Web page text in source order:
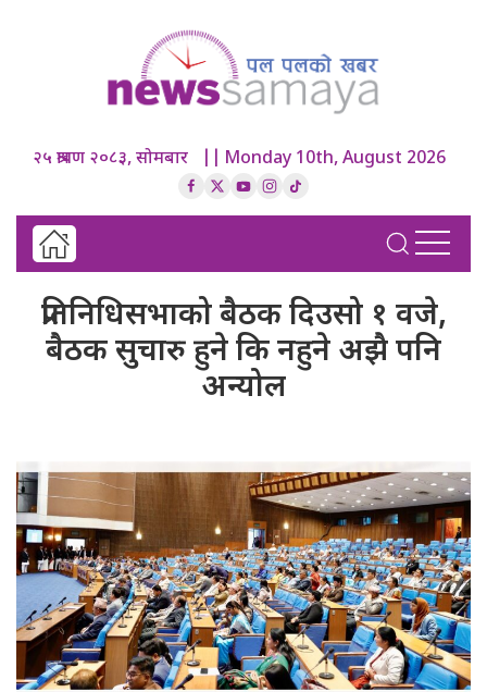
२५ श्रावण २०८३, सोमबार || Monday 10th, August 2026
प्रतिनिधिसभाको बैठक दिउसो १ वजे,
बैठक सुचारु हुने कि नहुने अझै पनि
अन्योल